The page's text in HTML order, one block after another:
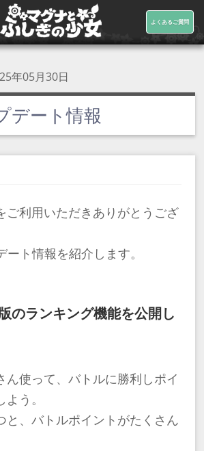
よくあるご質問
年05月30日
デート情報
ご利用いただきありがとうござ
ト情報を紹介します。
のランキング機能を公開し
ん使って、バトルに勝利しポイ
う。
と、バトルポイントがたくさん